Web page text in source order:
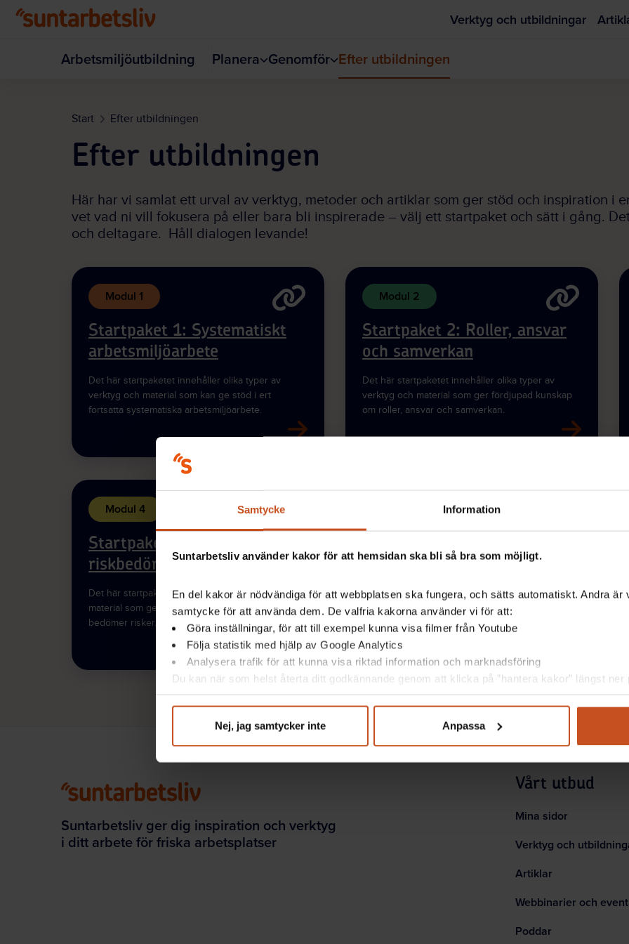
Samtycke Information
Suntarbetsliv använder kakor för att hemsidan ska bli så bra som möjligt.
En del kakor är nödvändiga för att webbplatsen ska fungera, och sätts automatiskt. Andra är
samtycke för att använda dem. De valfria kakorna använder vi för att:
Göra inställningar, för att till exempel kunna visa filmer från Youtube
Följa statistik med hjälp av Google Analytics
Analysera trafik för att kunna visa riktad information och marknadsföring
Du kan när som helst återta ditt godkännande genom att klicka på ”hantera kakor” längst
integritet@suntarbetsliv.se.
Nej, jag samtycker inte Anpassa
Verktyg och utbildningar
Arbetsmiljöutbildning Planera Genomför Efter utbildningen
Start Efter utbildningen
Efter utbildningen
Här har vi samlat ett urval av verktyg, metoder och artiklar som ger stöd och inspiration i
vet vad ni vill fokusera på eller bara bli inspirerade – välj ett startpaket och sätt i gång.
och deltagare. Håll dialogen levande!
Modul 1
Startpaket 1: Systematiskt
arbetsmiljöarbete
Det här startpaketet innehåller olika typer av
verktyg och material som kan ge stöd i ert
fortsatta systematiska arbetsmiljöarbete.
Modul 2
Startpaket 2: Roller, ansvar
och samverkan
Det här startpaketet innehåller olika typer av
verktyg och material som ger fördjupad kunskap
om roller, ansvar och samverkan.
Modul 4
Startpaket 4: Risker och
riskbedömning
Det här startpaketet innehåller olika typer av
material som ger stöd i hur ni identifierar och
bedömer risker.
upp
Det här startpaketet innehåller olika typer av
material och planer för hur ni åtgärdar och följer
upp.
Suntarbetsliv ger dig inspiration och verktyg
i ditt arbete för friska arbetsplatser
Vårt utbud
Mina sidor
Verktyg och
Artiklar
Webbinarier och event
Poddar